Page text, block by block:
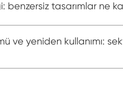
benzersiz tasarımlar ne
ve yeniden kullanımı: